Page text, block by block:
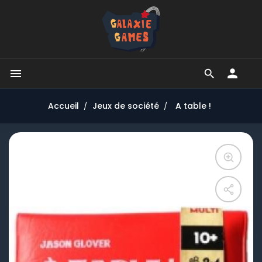


Accueil Jeux de société A table !